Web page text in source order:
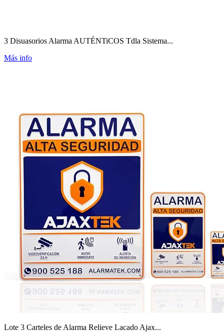
3 Disuasorios Alarma AUTÉNTiCOS Tdla Sistema...
Más info
Lote 3 Carteles de Alarma Relieve Lacado Ajax...